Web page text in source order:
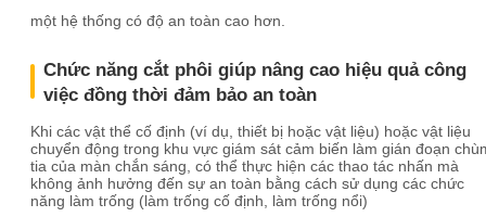
một hệ thống có độ an toàn cao hơn.
Chức năng cắt phôi giúp nâng cao hiệu quả công
việc đồng thời đảm bảo an toàn
Khi các vật thể cố định (ví dụ, thiết bị hoặc vật liệu) hoặc vật liệu
chuyển động trong khu vực giám sát cảm biến làm gián đoạn
tia của màn chắn sáng, có thể thực hiện các thao tác nhấn mà
không ảnh hưởng đến sự an toàn bằng cách sử dụng các chức
năng làm trống (làm trống cố định, làm trống nổi)